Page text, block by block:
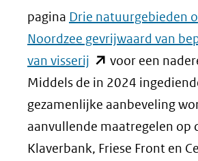
pagina Drie natuurgebieden
Noordzee gevrijwaard van
van visserij (opent
in
nieuw
venster)
(verwijst
voor een
Middels de in 2024
gezamenlijke aanbeveling
aanvullende maatregelen op
Klaverbank, Friese Front en